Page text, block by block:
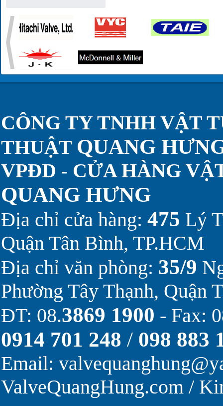
CÔNG TY TNHH VẬT
THUẬT QUANG
VPĐD - CỬA HÀNG
QUANG HƯNG
Địa chỉ cửa hàng: 475 Lý
Quận Tân Bình, TP.HCM
Địa chỉ văn phòng: 35/9
Phường Tây Thạnh, Quận
ĐT: 08.3869 1900 - Fax:
0914 701 248 / 098 883
Email:
ValveQuangHung.com /